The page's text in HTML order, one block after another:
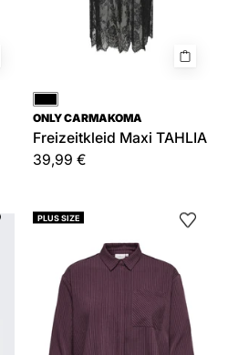
Schwarz
ONLY CARMAKOMA
Freizeitkleid Maxi TAHLIA
39,99 €
CAREVERLYN
PLUS SIZE